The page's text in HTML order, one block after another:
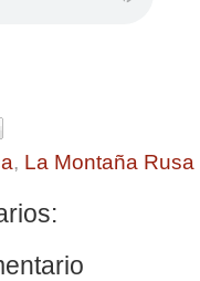
, La Montaña Rusa